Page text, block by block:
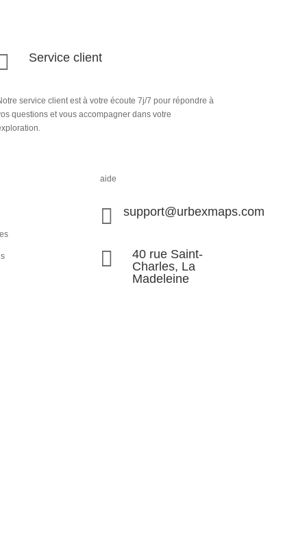
Service client
service client est à votre écoute 7j/7 pour répondre à
questions et vous accompagner dans votre
aide
 support@urbexmaps.com

40 rue Saint-
Charles, La
Madeleine